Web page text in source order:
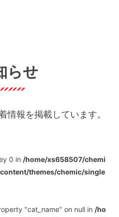
らせ
情報を掲載しています。
0 in /home/xs658507/chemi
themes/chemic/single
"cat_name" on null in /ho